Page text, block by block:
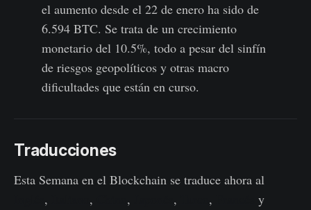
el aumento desde el 22 de enero ha sido de
6.594 BTC. Se trata de un crecimiento
monetario del 10.5%, todo a pesar del sinfín
de riesgos geopolíticos y otras macro
dificultades que están en curso.
Traducciones
Esta Semana en el Blockchain se traduce ahora al
, , , , ,
y